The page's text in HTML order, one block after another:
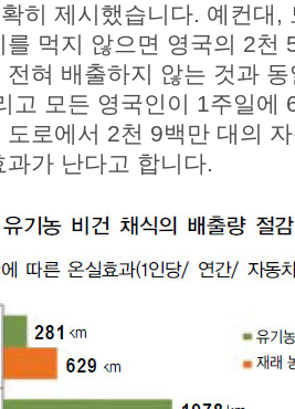
히 제시했습니다. 예컨대,
를 먹지 않으면 영국의 2천
전혀 배출하지 않는 것과
고 모든 영국인이 1주일에
도로에서 2천 9백만 대의
가 난다고 합니다.